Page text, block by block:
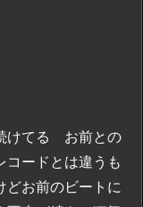
けてる お前との
コードとは違うも
どお前のビートに